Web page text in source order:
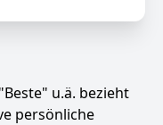
mitnehmen
u.ä. bezieht
persönliche